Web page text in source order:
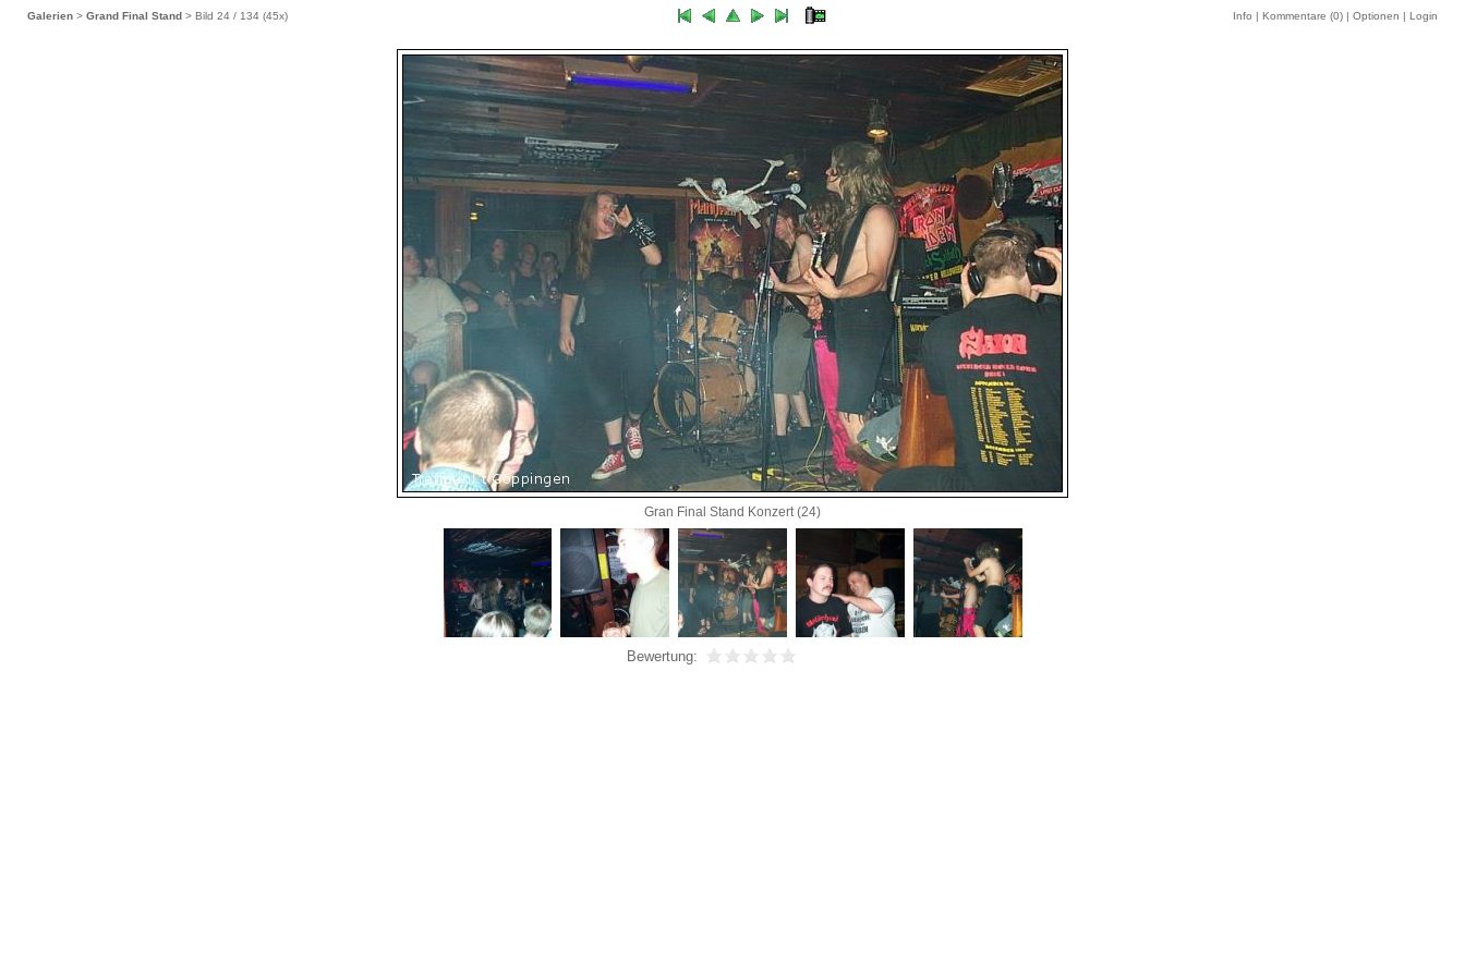
Galerien > Grand Final Stand > Bild 24 / 134 (45x) Info | Kommentare (0) | Optionen | Login
Gran Final Stand Konzert (24)
Bewertung: